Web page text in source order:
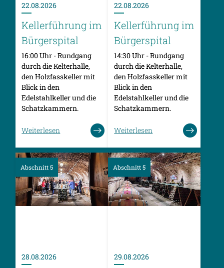
22.08.2026
Kellerführung im
Bürgerspital
16:00 Uhr - Rundgang
durch die Kelterhalle,
den Holzfasskeller mit
Blick in den
Edelstahlkeller und die
Schatzkammern.
Weiterlesen
22.08.2026
Kellerführung im
Bürgerspital
14:30 Uhr - Rundgang
durch die Kelterhalle,
den Holzfasskeller mit
Blick in den
Edelstahlkeller und die
Schatzkammern.
Weiterlesen
28.08.2026
Abschnitt 5
29.08.2026
Abschnitt 5